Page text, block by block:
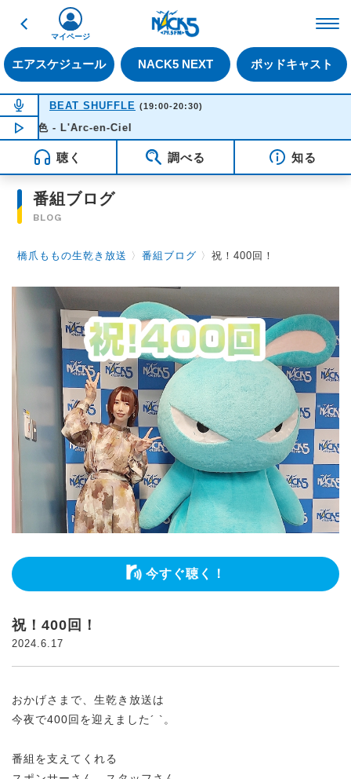
戻る
エアスケジュール NACK5 NEXT ポッドキャスト
マイページ
NOW ON AIR
BEAT SHUFFLE (19:00-20:30)
NOW PLAYING19:15
- L'Arc-en-Ciel
聴く 調べる 知る
番組ブログ
BLOG
橋爪ももの生乾き放送 〉番組ブログ 〉祝！400回！
今すぐ聴く！
祝！400回！
2024.6.17
おかげさまで、生乾き放送は
今夜で400回を迎えました´ `。
番組を支えてくれる